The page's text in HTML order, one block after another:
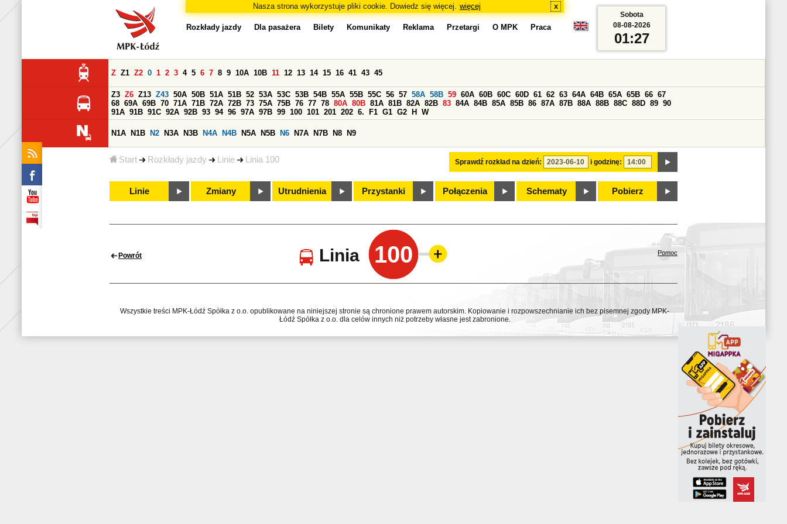
Nasza strona wykorzystuje pliki cookie. Dowiedz się więcej. więcej x
Start Rozkłady jazdy Linie Linia 100
Rozkłady jazdy Dla pasażera Bilety Komunikaty Reklama Przetargi O MPK Praca
Sprawdź rozkład na dzień: i godzinę:
Z Z1 Z2 0 1 2 3 4 5 6 7 8 9 10A 10B 11 12 13 14 15 16 41 43 45
Z3 Z6 Z13 Z43 50A 50B 51A 51B 52 53A 53C 53B 54B 55A 55B 55C 56 57 58A 58B 59 60A 60B 60C 60D 61 62 63 64A 64B 65A 65B 66 67
68 69A 69B 70 71A 71B 72A 72B 73 75A 75B 76 77 78 80A 80B 81A 81B 82A 82B 83 84A 84B 85A 85B 86 87A 87B 88A 88B 88C 88D 89 90
91A 91B 91C 92A 92B 93 94 96 97A 97B 99 100 101 201 202 6. F1 G1 G2 H W
N1A N1B N2 N3A N3B N4A N4B N5A N5B N6 N7A N7B N8 N9
Linie Zmiany Utrudnienia Przystanki Połączenia Schematy Pobierz
Sobota
08-08-2026
01:27
Powrót Linia 100 Pomoc
Wszystkie treści MPK-Łódź Spółka z o.o. opublikowane na niniejszej stronie są chronione prawem autorskim. Kopiowanie i rozpowszechnianie ich bez pisemnej zgody MPK-
Łódź Spółka z o.o. dla celów innych niż potrzeby własne jest zabronione.